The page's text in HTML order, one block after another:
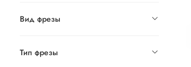
Вид фрезы
Тип фрезы